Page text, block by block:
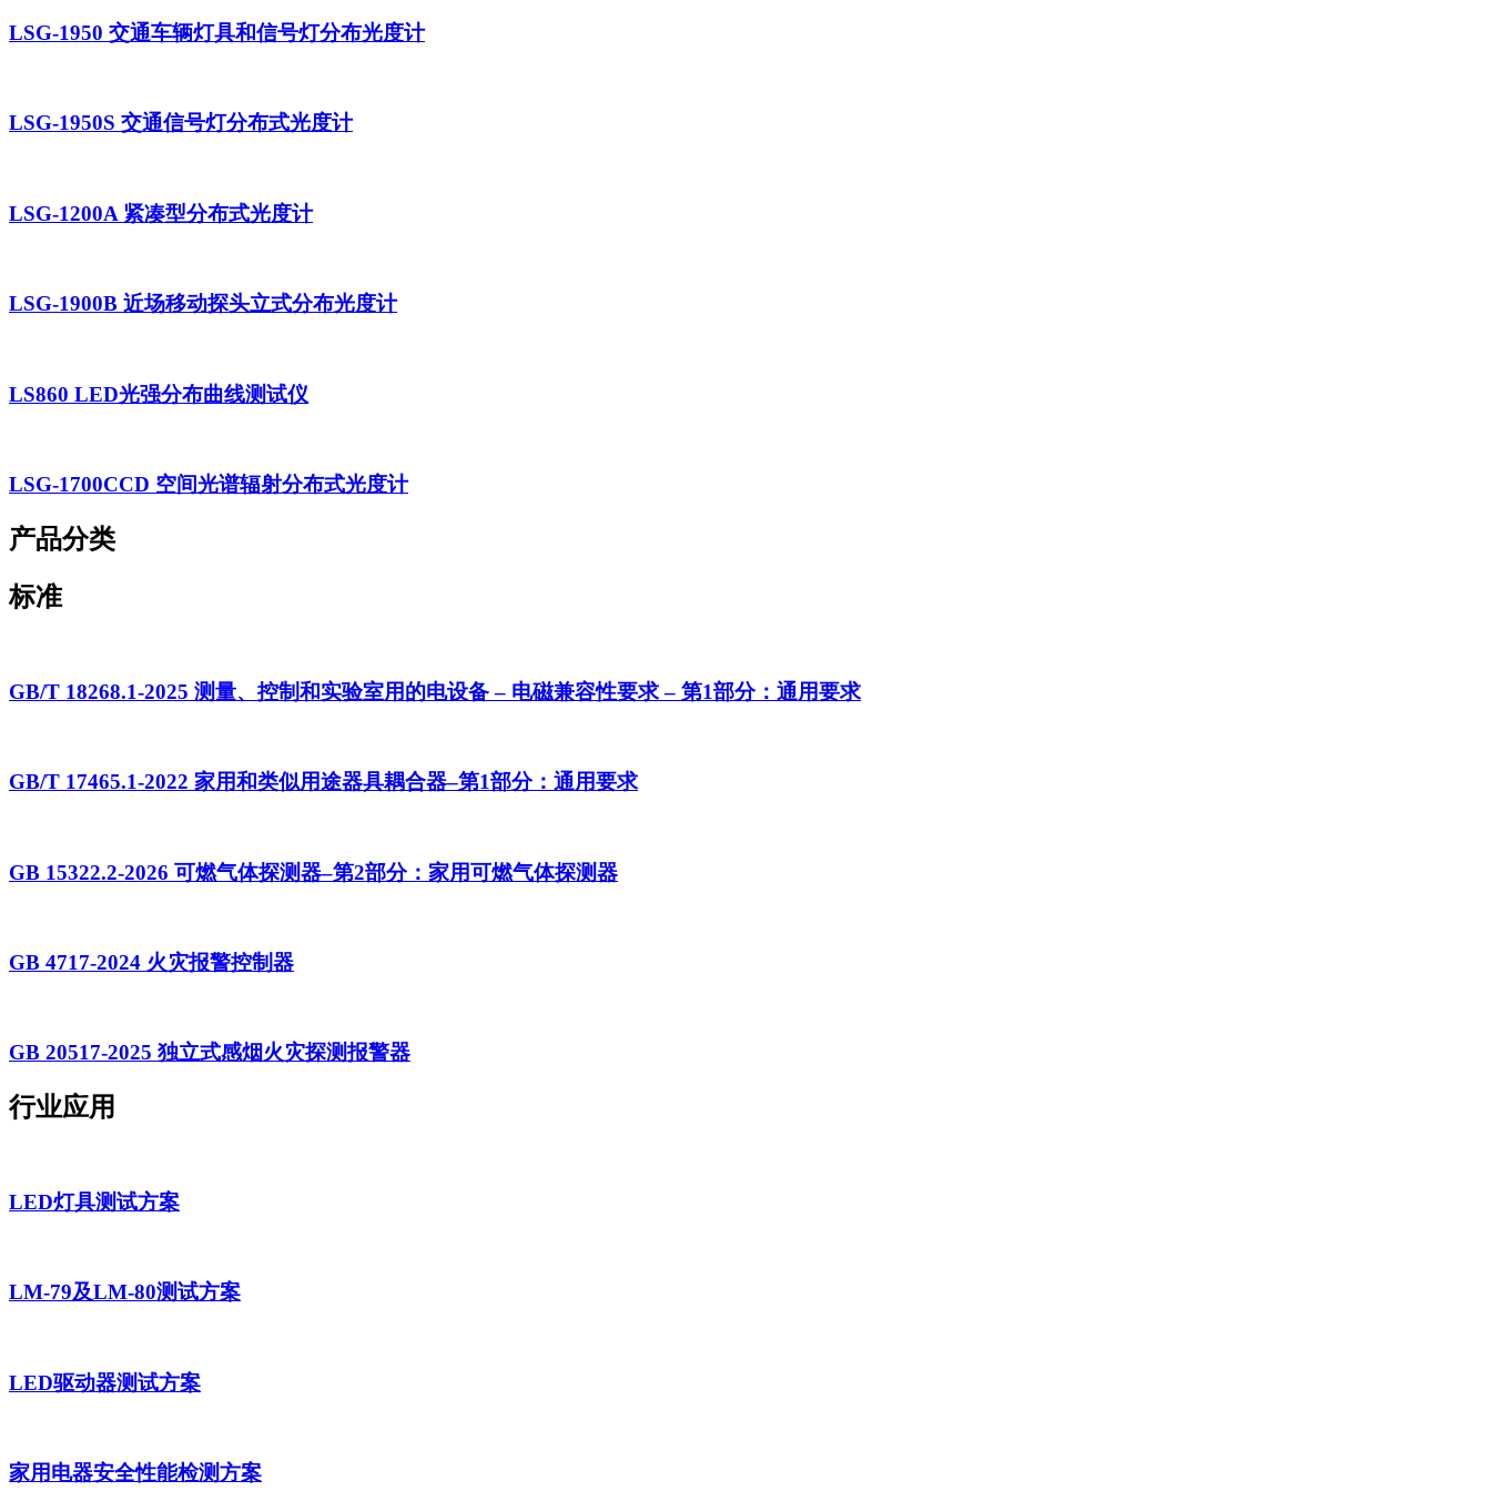
LSG-1950 交通车辆灯具和信号灯分布光度计
LSG-1950S 交通信号灯分布式光度计
LSG-1200A 紧凑型分布式光度计
LSG-1900B 近场移动探头立式分布光度计
LS860 LED光强分布曲线测试仪
LSG-1700CCD 空间光谱辐射分布式光度计
产品分类
标准
GB/T 18268.1-2025 测量、控制和实验室用的电设备 – 电磁兼容性要求 – 第1部分：通用要求
GB/T 17465.1-2022 家用和类似用途器具耦合器–第1部分：通用要求
GB 15322.2-2026 可燃气体探测器–第2部分：家用可燃气体探测器
GB 4717-2024 火灾报警控制器
GB 20517-2025 独立式感烟火灾探测报警器
行业应用
LED灯具测试方案
LM-79及LM-80测试方案
LED驱动器测试方案
家用电器安全性能检测方案